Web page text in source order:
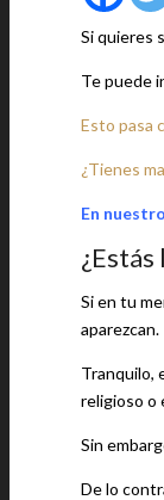
Si quieres
Te puede
Esto pasa
¿Tienes
En nuestro
Si en tu
aparezcan.
Tranquilo,
religioso o
Sin
De lo